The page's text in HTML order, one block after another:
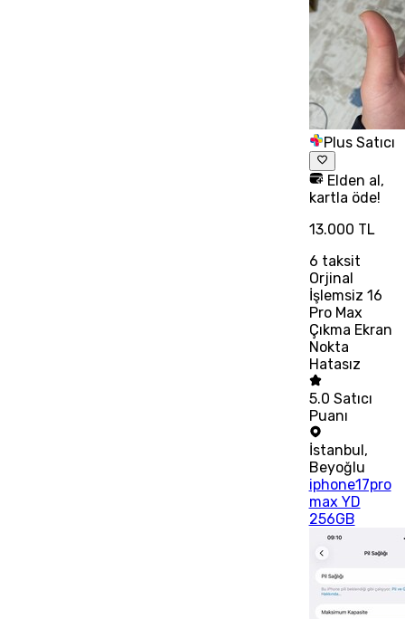
Plus Satıcı
Elden al,
kartla öde!
13.000 TL
6 taksit
Orjinal
İşlemsiz 16
Pro Max
Çıkma Ekran
Nokta
Hatasız
5.0 Satıcı
Puanı
İstanbul,
Beyoğlu
iphone17pro
max YD
256GB